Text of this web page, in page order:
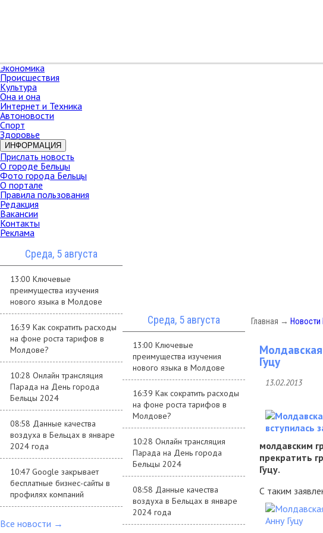
Экономика
Происшествия
Культура
Она и она
Интернет и Техника
Автоновости
Спорт
Здоровье
ИНФОРМАЦИЯ
Прислать новость
О городе Бельцы
Фото города Бельцы
О портале
Правила пользования
Редакция
Вакансии
Контакты
Реклама
Среда, 5 августа
13:00 Ключевые
преимущества изучения
нового языка в Молдове
16:39 Как сократить расходы
на фоне роста тарифов в
Молдове?
10:28 Онлайн трансляция
Парада на День города
Бельцы 2024
08:58 Данные качества
воздуха в Бельцах в январе
2024 года
10:47 Google закрывает
бесплатные бизнес-сайты в
профилях компаний
Все новости →
Среда, 5 августа
13:00 Ключевые
преимущества изучения
нового языка в Молдове
16:39 Как сократить расходы
на фоне роста тарифов в
Молдове?
10:28 Онлайн трансляция
Парада на День города
Бельцы 2024
08:58 Данные качества
воздуха в Бельцах в январе
2024 года
Главная →
Гуцу
13.02.2013
молдавским
прекратить
Гуцу.
С таким